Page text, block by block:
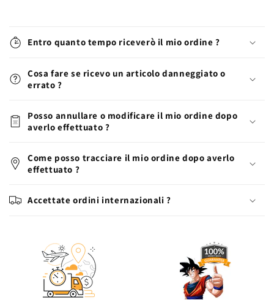
Entro quanto tempo riceverò il mio ordine ?
Cosa fare se ricevo un articolo danneggiato o
errato ?
Posso annullare o modificare il mio ordine dopo
averlo effettuato ?
Come posso tracciare il mio ordine dopo averlo
effettuato ?
Accettate ordini internazionali ?